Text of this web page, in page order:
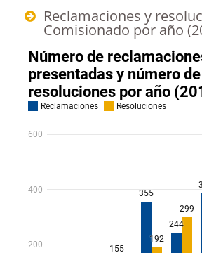
Reclamaciones y
Comisionado por año